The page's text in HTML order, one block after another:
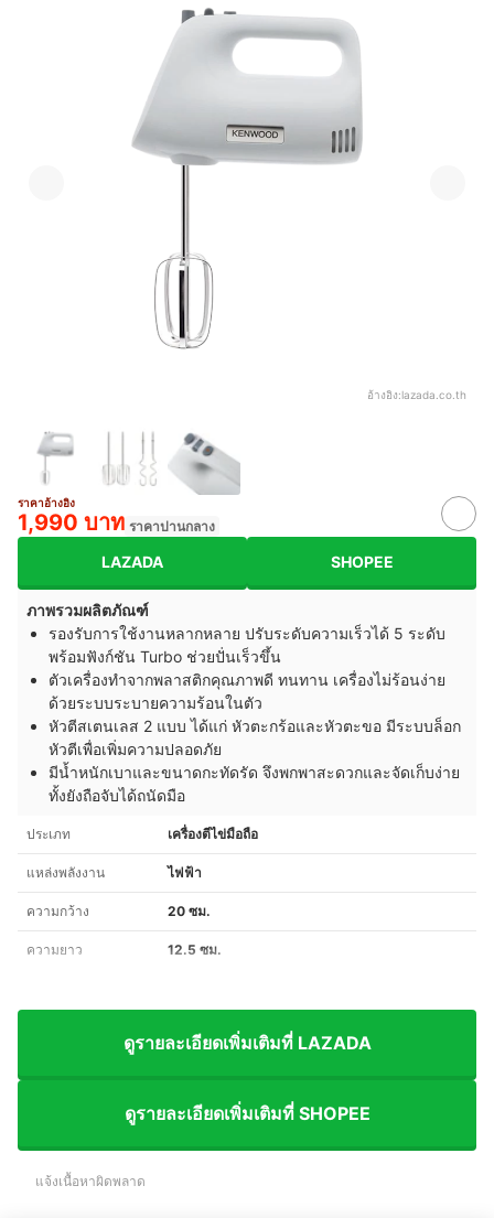
อ้างอิง:lazada.co.th
ราคาอ้างอิง
1,990 บาท ราคาปานกลาง
LAZADA SHOPEE
ภาพรวมผลิตภัณฑ์
รองรับการใช้งานหลากหลาย ปรับระดับความเร็วได้ 5 ระดับ
พร้อมฟังก์ชัน Turbo ช่วยปั่นเร็วขึ้น
ตัวเครื่องทำจากพลาสติกคุณภาพดี ทนทาน เครื่องไม่ร้อนง่าย
ด้วยระบบระบายความร้อนในตัว
หัวตีสเตนเลส 2 แบบ ได้แก่ หัวตะกร้อและหัวตะขอ มีระบบล็อก
หัวตีเพื่อเพิ่มความปลอดภัย
มีน้ำหนักเบาและขนาดกะทัดรัด จึงพกพาสะดวกและจัดเก็บง่าย
ทั้งยังถือจับได้ถนัดมือ
ประเภท เครื่องตีไข่มือถือ
แหล่งพลังงาน ไฟฟ้า
ความกว้าง 20 ซม.
ความยาว 12.5 ซม.
ดูรายละเอียดเพิ่มเติมที่ LAZADA
ดูรายละเอียดเพิ่มเติมที่ SHOPEE
แจ้งเนื้อหาผิดพลาด